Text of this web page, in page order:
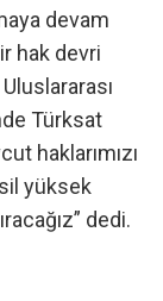
devam
hak devri
Türksat
haklarımızı
yüksek
dedi.